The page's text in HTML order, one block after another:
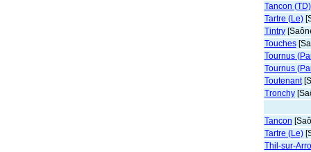
Tancon (TD)
Tartre (Le)
Tintry
Touches
Tournus
Tournus
Toutenant
Tronchy
Tancon
Tartre (Le)
Thil-sur-